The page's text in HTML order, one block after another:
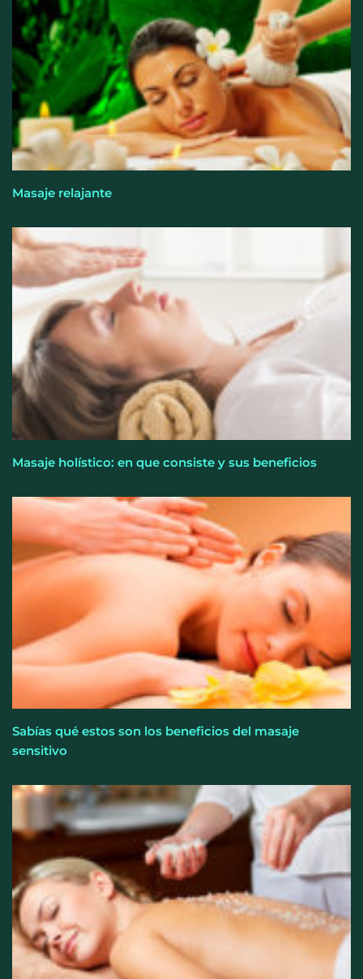
El entrenamiento femenino cambia de objetivo: la
fuerza y la salud ganan terreno a la clásica
‘pérdida de peso’, según Distrito Estudio
Masaje relajante
Masaje holístico: en que consiste y sus beneficios
Sabías qué estos son los beneficios del masaje
sensitivo